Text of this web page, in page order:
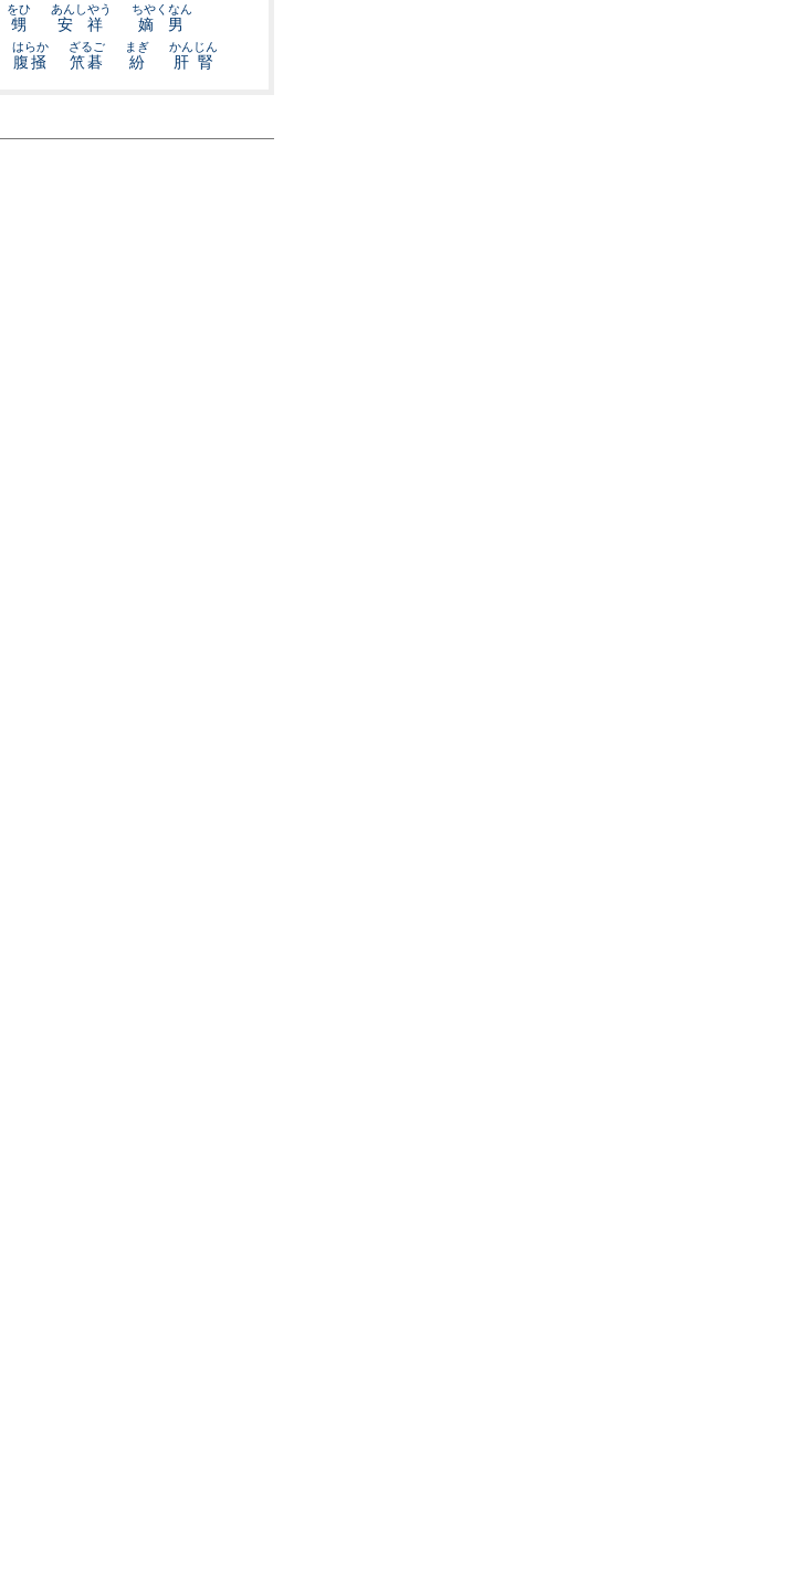
甥
をひ
安祥
あんしやう
嫡男
ちやくなん
腹掻
はらか
笊碁
ざるご
紛
まぎ
肝腎
かんじん